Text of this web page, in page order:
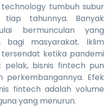
technology tumbuh subur
tahunnya. Banyak
bermunculan yang
bagi masyarakat. Iklim
ketika pandemi
pelak, bisnis fintech pun
perkembangannya. Efek
fintech adalah volume
yang menurun.